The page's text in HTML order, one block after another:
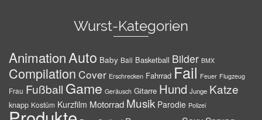
Wurst-Kategorien
AnimationAuto Baby Ball Basketball Bilder BMX
Compilation Cover Erschrecken Fahrrad Fail Feuer Flugzeug
Frau Fußball Game Geräusch Gitarre Hund Junge Katze
knapp Kostüm Kurzfilm Motorrad Musik Parodie Polizei